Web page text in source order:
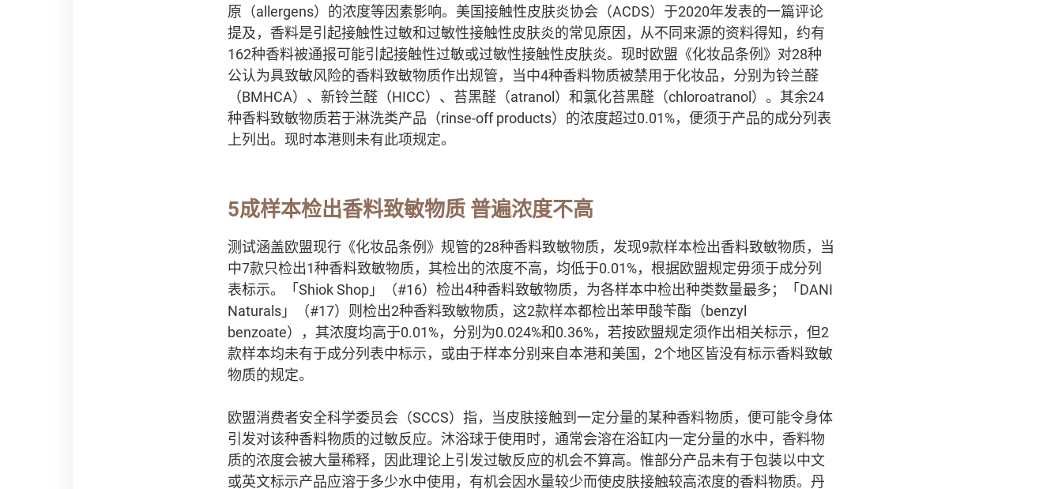
原（allergens）的浓度等因素影响。美国接触性皮肤炎协会（ACDS）于2020年发表的一篇评论
提及，香料是引起接触性过敏和过敏性接触性皮肤炎的常见原因，从不同来源的资料得知，约有
162种香料被通报可能引起接触性过敏或过敏性接触性皮肤炎。现时欧盟《化妆品条例》对28种
公认为具致敏风险的香料致敏物质作出规管，当中4种香料物质被禁用于化妆品，分别为铃兰醛
（BMHCA）、新铃兰醛（HICC）、苔黑醛（atranol）和氯化苔黑醛（chloroatranol）。其余24
种香料致敏物质若于淋洗类产品（rinse-off products）的浓度超过0.01%，便须于产品的成分列表
上列出。现时本港则未有此项规定。
5成样本检出香料致敏物质 普遍浓度不高
测试涵盖欧盟现行《化妆品条例》规管的28种香料致敏物质，发现9款样本检出香料致敏物质，当
中7款只检出1种香料致敏物质，其检出的浓度不高，均低于0.01%，根据欧盟规定毋须于成分列
表标示。「Shiok Shop」（#16）检出4种香料致敏物质，为各样本中检出种类数量最多；「DANI
Naturals」（#17）则检出2种香料致敏物质，这2款样本都检出苯甲酸苄酯（benzyl
benzoate），其浓度均高于0.01%，分别为0.024%和0.36%，若按欧盟规定须作出相关标示，但2
款样本均未有于成分列表中标示，或由于样本分别来自本港和美国，2个地区皆没有标示香料致敏
物质的规定。
欧盟消费者安全科学委员会（SCCS）指，当皮肤接触到一定分量的某种香料物质，便可能令身体
引发对该种香料物质的过敏反应。沐浴球于使用时，通常会溶在浴缸内一定分量的水中，香料物
质的浓度会被大量稀释，因此理论上引发过敏反应的机会不算高。惟部分产品未有于包装以中文
或英文标示产品应溶于多少水中使用，有机会因水量较少而使皮肤接触较高浓度的香料物质。丹